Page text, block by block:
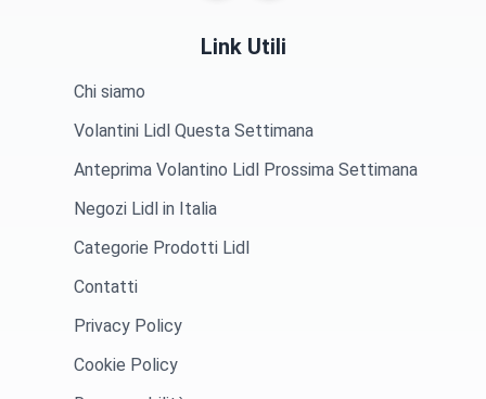
Link Utili
Chi siamo
Volantini Lidl Questa Settimana
Anteprima Volantino Lidl Prossima Settimana
Negozi Lidl in Italia
Categorie Prodotti Lidl
Contatti
Privacy Policy
Cookie Policy